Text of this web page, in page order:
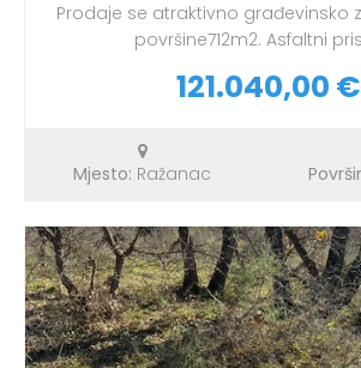
Prodaje se atraktivno građevinsko
površine712m2. Asfaltni
121.040,00 €
Mjesto: Ražanac